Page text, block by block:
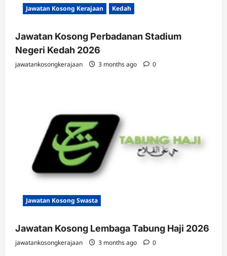
Jawatan Kosong Kerajaan Kedah
Jawatan Kosong Perbadanan Stadium
Negeri Kedah 2026
jawatankosongkerajaan 3 months ago 0
Jawatan Kosong Swasta
Jawatan Kosong Lembaga Tabung Haji 2026
jawatankosongkerajaan 3 months ago 0